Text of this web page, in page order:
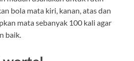
bola mata kiri, kanan, atas dan
mata sebanyak 100 kali agar
baik.